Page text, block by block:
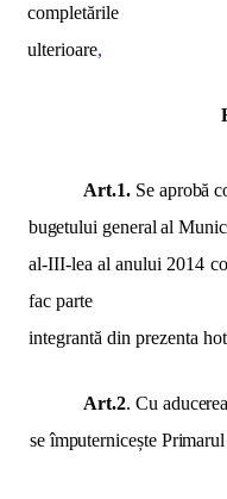
completările
ulterioare,
Art.1. Se aprobă
bugetului general al
al-III-lea al anului 2014
fac parte
integrantă din prezenta
Art.2. Cu
se împuternicește